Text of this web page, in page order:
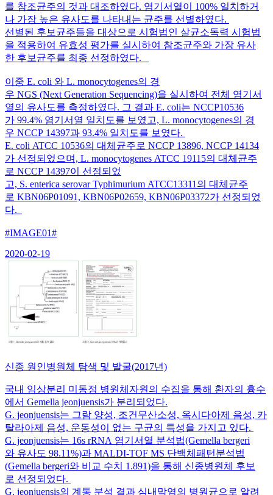
를 참조균주의 것과 대조하였다. 염기서열이 100% 일치하거
나 가장 높은 유사도를 나타내는 균주를 선별하였다.
선별된 후보균주들을 대상으로 시험법인 살균소독력 시험법
을 적용하여 유효성 평가를 실시하여 참조균주와 가장 유사
한 후보균주를 최종 선정하였다.
이중 E. coli 와 L. monocytogenes의 경
우 NGS (Next Generation Sequencing)을 실시하여 전체 염기서
열의 유사도를 측정하였다. 그 결과 E. coli는 NCCP10536
가 99.4% 염기서열 일치도를 보였고, L. monocytogenes의 경
우 NCCP 14397과 93.4% 일치도를 보였다.
E. coli ATCC 10536의 대체균주로 NCCP 13896, NCCP 14134
가 선정되었으며, L. monocytogenes ATCC 19115의 대체균주
로 NCCP 14397이 선정되었
고, S. enterica serovar Typhimurium ATCC13311의 대체균주
로 KBN06P01091, KBN06P02659, KBN06P03372가 선정되었
다.
#IMAGE01#
2020-02-19
신종 원인병원체 탐색 및 발굴(2017년)
국내 임상분리 미동정 병원체자원의 수집을 통해 환자의 흉수
에서 Gemella jeonjuensis가 분리되었다.
G. jeonjuensis는 그람 양성, 조건무산소성, 옥시다아제 음성, 카
탈라아제 음성, 운동성이 없는 구균의 특성을 가지고 있다.
G. jeonjuensis는 16s rRNA 염기서열 분석법(Gemella bergeri
와 유사도 98.11%)과 MALDI-TOF MS 단백체패턴분석법
(Gemella bergeri와 비교 수치 1.891)을 통해 신종병원체 후보
로 선정되었다.
G. jeonjuensis의 계통 분석 결과 심내막염의 병원균으로 알려